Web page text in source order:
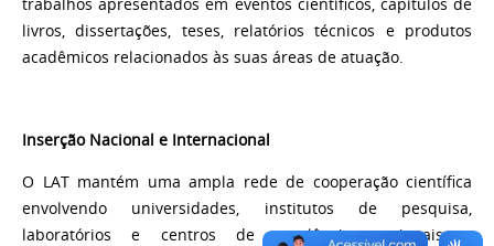
trabalhos apresentados em eventos científicos, capítulos de
livros, dissertações, teses, relatórios técnicos e produtos
acadêmicos relacionados às suas áreas de atuação.
Inserção Nacional e Internacional
O LAT mantém uma ampla rede de cooperação científica
envolvendo universidades, institutos de pesquisa,
laboratórios e centros de excelência nacionais e